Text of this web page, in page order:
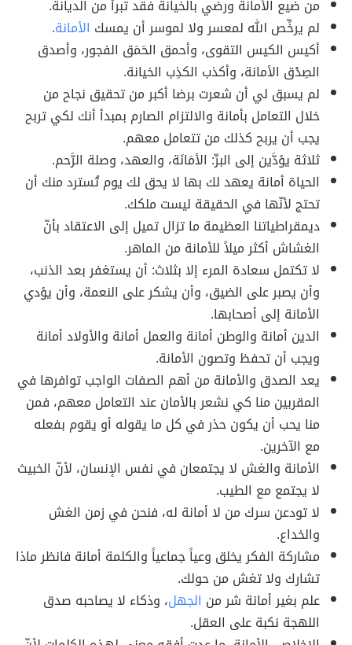
من ضيع الأمانة ورضي بالخيانة فقد تبرأ من الديانة.
لم يرخِّص الله لمعسر ولا لموسر أن يمسك الأمانة.
أكيس الكيس التقوى، وأحمق الحَمَق الفجور، وأصدق
الصِدْق الأمانة، وأكذب الكذِب الخيانة.
لم يسبق لي أن شعرت برضا أكبر من تحقيق نجاح من
خلال التعامل بأمانة والالتزام الصارم بمبدأ أنك لكي تربح
يجب أن يربح كذلك من تتعامل معهم.
ثلاثة يؤدَّين إلى البرِّ: الأمَانَة، والعهد، وصلة الرَّحم.
الحياة أمانة يعهد لك بها لا يحق لك يوم تُسترد منك أن
تحتج لأنّها في الحقيقة ليست ملكك.
ديمقراطياتنا العظيمة ما تزال تميل إلى الاعتقاد بأنّ
الغشاش أكثر ميلاً للأمانة من الماهر.
لا تكتمل سعادة المرء إلا بثلاث: أن يستغفر بعد الذنب،
وأن يصبر على الضيق، وأن يشكر على النعمة، وأن يؤدي
الأمانة إلى أصحابها.
الدين أمانة والوطن أمانة والعمل أمانة والأولاد أمانة
ويجب أن تحفظ وتصون الأمانة.
يعد الصدق والأمانة من أهم الصفات الواجب توافرها في
المقربين منا كي نشعر بالأمان عند التعامل معهم، فمن
منا يحب أن يكون حذر في كل ما يقوله أو يقوم بفعله
مع الآخرين.
الأمانة والغش لا يجتمعان في نفس الإنسان، لأنّ الخبيث
لا يجتمع مع الطيب.
لا تودعن سرك من لا أمانة له، فنحن في زمن الغش
والخداع.
مشاركة الفكر يخلق وعياً جماعياً والكلمة أمانة فانظر ماذا
تشارك ولا تغش من حولك.
علم بغير أمانة شر من الجهل، وذكاء لا يصاحبه صدق
اللهجة نكبة على العقل.